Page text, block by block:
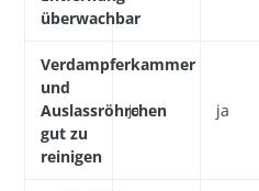
überwachbar
Verdampferkammer
und
Auslassröhrchen
gut zu
reinigen
ja ja